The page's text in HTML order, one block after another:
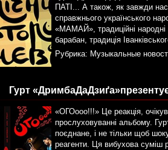
ПАТІ... А також, як завжди
справжнього українського
«МАМАЙ», традиційні народні
барабан, традиція
Рубрика: Музыкальные
Гурт
«ОГОооо!!!» Це реакція,
прослуховуванні альбому.
поєднане, і не тільки щоб
реагенти. Ця вибухова суміш